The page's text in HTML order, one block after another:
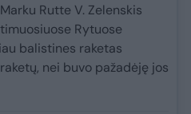
Rutte V. Zelenskis
Rytuose
balistines raketas
nei buvo pažadėję jos